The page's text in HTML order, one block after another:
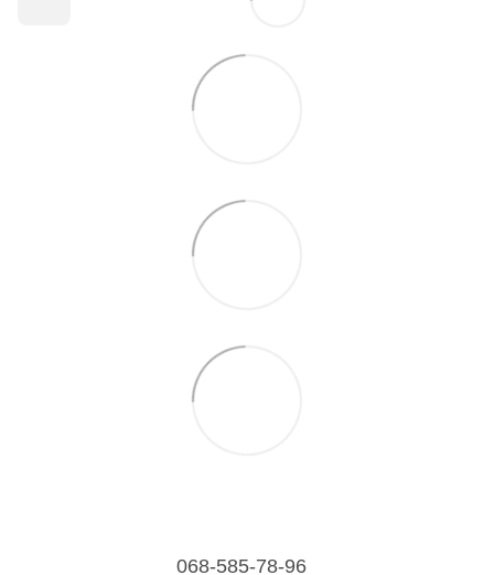
068-585-78-96